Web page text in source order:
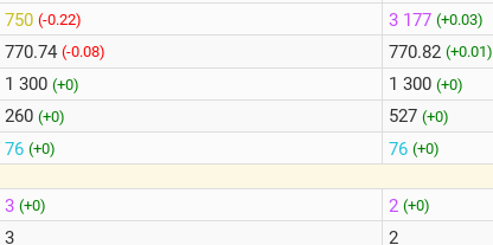
750 (-0.22)
770.74 (-0.08)
1 300 (+0)
260 (+0)
76 (+0)
3 (+0)
3
3 177(+0.03)
770.82(+0.01)
1 300(+0)
527(+0)
76(+0)
2(+0)
2